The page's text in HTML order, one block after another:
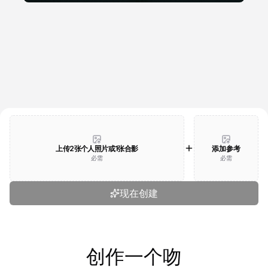
上传2张个人照片或1张合影
必需
添加参考
必需
现在创建
创作一个吻